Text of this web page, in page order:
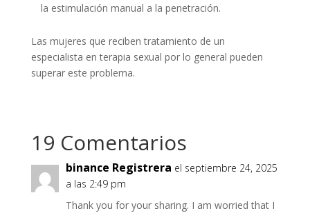
la estimulación manual a la penetración.
Las mujeres que reciben tratamiento de un
especialista en terapia sexual por lo general pueden
superar este problema.
19 Comentarios
binance Registrera el septiembre 24, 2025
a las 2:49 pm
Thank you for your sharing. I am worried that I